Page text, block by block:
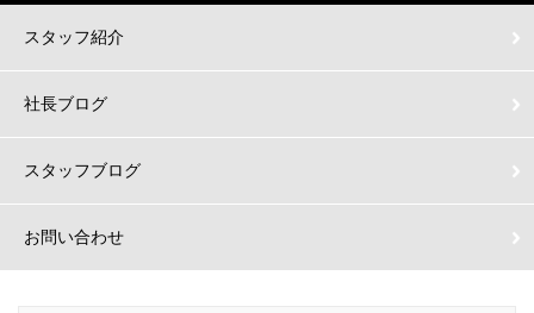
スタッフ紹介
社長ブログ
スタッフブログ
お問い合わせ